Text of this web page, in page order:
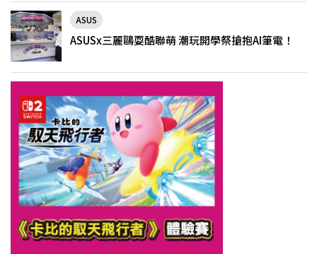
ASUS
ASUSx三麗鷗耍酷聯萌 潮玩開學祭搶抱AI筆電！